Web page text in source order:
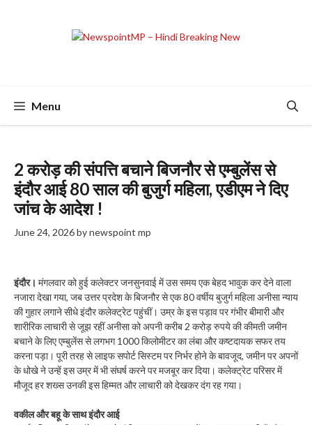
Menu
2 करोड़ की संपत्ति बचाने बिजनौर से एम्बुलेंस से
इंदौर आई 80 साल की बुजुर्ग महिला, एडीएम ने दिए
जांच के आदेश !
June 24, 2026bynewspoint mp
इंदौर। मंगलवार को हुई कलेक्टर जनसुनवाई में उस समय एक बेहद भावुक कर देने वाला
नजारा देखा गया, जब उत्तर प्रदेश के बिजनौर से एक 80 वर्षीय बुजुर्ग महिला अनीसा न्याय
की गुहार लगाने सीधे इंदौर कलेक्ट्रेट पहुंचीं। उम्र के इस पड़ाव पर गंभीर बीमारी और
शारीरिक लाचारी से जूझ रहीं अनीसा को अपनी करीब 2 करोड़ रुपये की कीमती जमीन
बचाने के लिए एम्बुलेंस से लगभग 1000 किलोमीटर का लंबा और कष्टदायक सफर तय
करना पड़ा। पूरी तरह से लाइफ सपोर्ट सिस्टम पर निर्भर होने के बावजूद, जमीन पर अपनों
के धोखे ने उन्हें इस उम्र में भी संघर्ष करने पर मजबूर कर दिया। कलेक्ट्रेट परिसर में
मौजूद हर शख्स उनकी इस हिम्मत और लाचारी को देखकर दंग रह गया।
वकील और बहू के साथ इंदौर आई